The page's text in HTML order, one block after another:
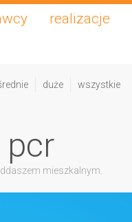
realizacje
duże wszystkie
pcr
mieszkalnym.